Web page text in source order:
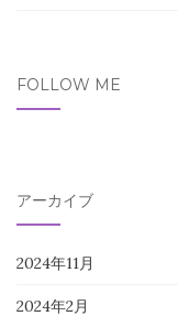
FOLLOW ME
アーカイブ
2024年11月
2024年2月